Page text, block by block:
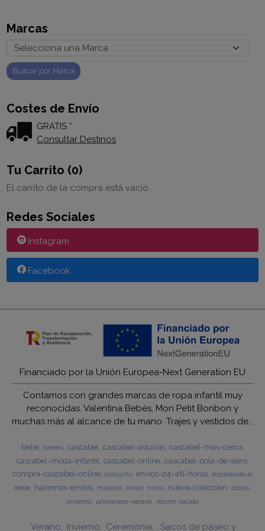
Marcas
Costes de Envío
GRATIS *
Consultar Destinos
Tu Carrito (0)
El carrito de la compra está vacío
Redes Sociales
Instagram
Facebook
Financiado por la Unión Europea-Next Generation EU
Contamos con grandes marcas de ropa infantil muy
reconocidas. Valentina Bebés, Mon Petit Bonbon y
muchas más al alcance de tu mano. Trajes y vestidos de...
bebe bebes cascabel cascabel-asturias cascabel-mas-cerca
cascabel-moda-infantil cascabel-online cascabel-pola-de-siero
compra-cascabel-online conjunto envios-24-48-horas esperando al
bebe hacemos-envios mayoral ninas ninos nueva-coleccion otono-
invierno primavera-verano recien nacido
Verano Invierno Ceremonia Sacos de paseo y